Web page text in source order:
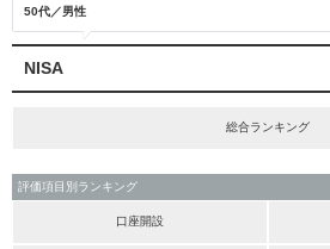
50代／男性
NISA
総合ランキング
評価項目別ランキング
口座開設